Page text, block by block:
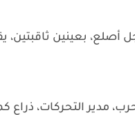
أصلع، بعينين
مدير التحركات، ذراع